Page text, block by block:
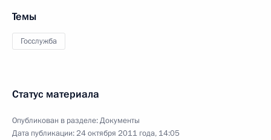
Темы
Госслужба
Статус материала
Опубликован в разделе:Документы
Дата публикации:24 октября 2011 года, 14:05